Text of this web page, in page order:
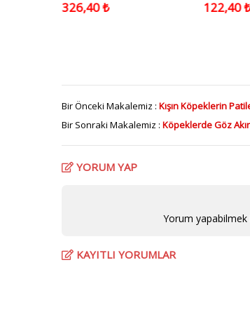
326,40 ₺ 122,40
Bir Önceki Makalemiz : Kışın Köpeklerin
Bir Sonraki Makalemiz : Köpeklerde Göz
YORUM YAP
Yorum
KAYITLI YORUMLAR